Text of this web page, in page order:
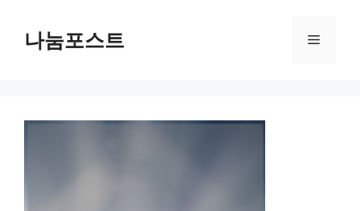
나눔포스트 Menu